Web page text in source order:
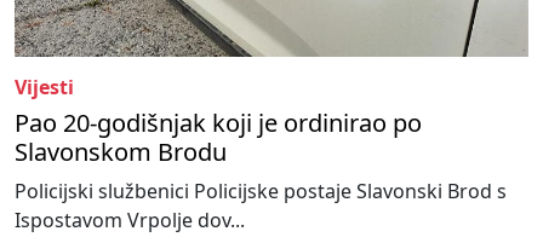
Vijesti
Pao 20-godišnjak koji je ordinirao po
Slavonskom Brodu
Policijski službenici Policijske postaje Slavonski Brod s
Ispostavom Vrpolje dov...